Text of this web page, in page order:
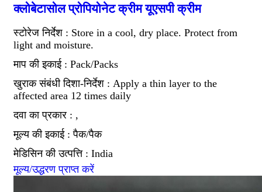
क्लोबेटासोल प्रोपियोनेट क्रीम यूएसपी क्रीम
स्टोरेज निर्देश : Store in a cool, dry place. Protect from
light and moisture.
माप की इकाई : Pack/Packs
खुराक संबंधी दिशा-निर्देश : Apply a thin layer to the
affected area 12 times daily
दवा का प्रकार : ,
मूल्य की इकाई : पैक/पैक
मेडिसिन की उत्पत्ति : India
मूल्य/उद्धरण प्राप्त करें